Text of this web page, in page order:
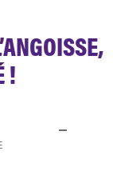
!